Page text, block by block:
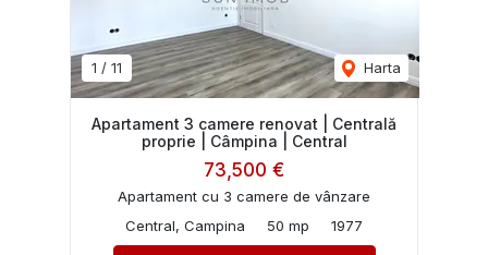
1 / 11 Harta
Apartament 3 camere renovat | Centrală
proprie | Câmpina | Central
73,500 €
Apartament cu 3 camere de vânzare
Central, Campina
50 mp 1977